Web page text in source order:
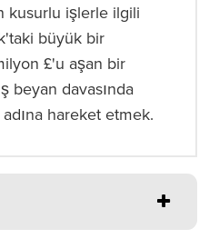
kusurlu işlerle ilgili
büyük bir
£'u aşan bir
beyan davasında
hareket etmek.